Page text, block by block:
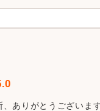
、ありがとうございま